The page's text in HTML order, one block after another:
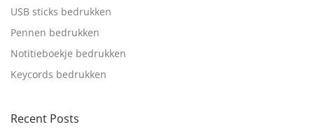
USB sticks bedrukken
Pennen bedrukken
Notitieboekje bedrukken
Keycords bedrukken
Recent Posts